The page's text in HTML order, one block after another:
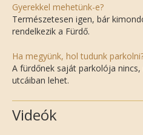
Gyerekkel mehetünk-e?
Természetesen igen, bár
rendelkezik a Fürdő.
Ha megyünk, hol tudunk
A fürdőnek saját parkolója
utcáiban lehet.
Videók